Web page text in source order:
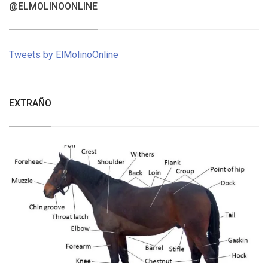
@ELMOLINOONLINE
Tweets by ElMolinoOnline
EXTRAÑO